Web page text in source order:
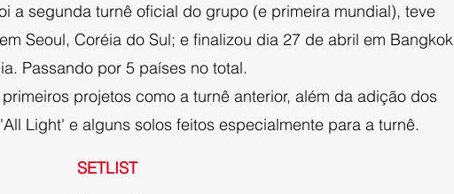
a segunda turnê oficial do grupo (e primeira mundial), teve
Seoul, Coréia do Sul; e finalizou dia 27 de abril em Bangkok
Passando por 5 países no total.
projetos como a turnê anterior, além da adição dos
Light' e alguns solos feitos especialmente para a turnê.
SETLIST